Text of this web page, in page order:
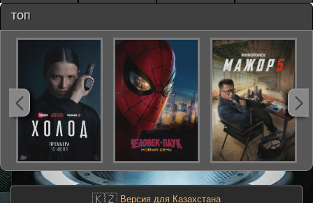
🇰🇿 Версия для Казахстана
ТОП